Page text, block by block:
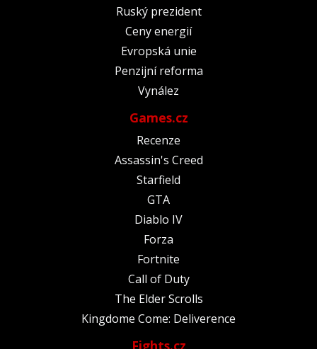
Ruský prezident
Ceny energií
Evropská unie
Penzijní reforma
Vynález
Games.cz
Recenze
Assassin's Creed
Starfield
GTA
Diablo IV
Forza
Fortnite
Call of Duty
The Elder Scrolls
Kingdome Come: Deliverence
Fights.cz